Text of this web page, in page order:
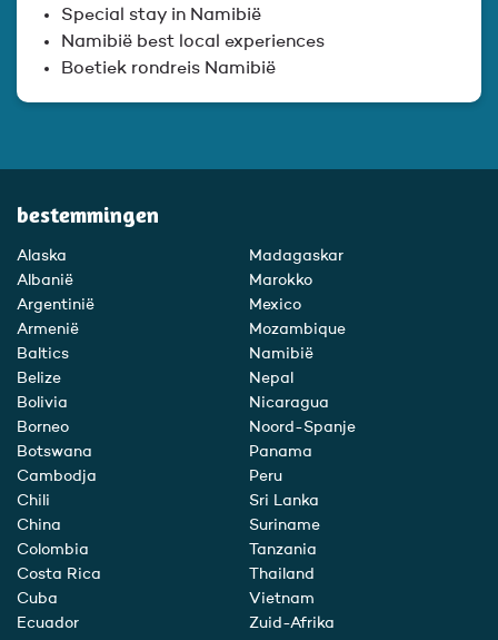
Special stay in Namibië
Namibië best local experiences
Boetiek rondreis Namibië
bestemmingen
Alaska
Albanië
Argentinië
Armenië
Baltics
Belize
Bolivia
Borneo
Botswana
Cambodja
Chili
China
Colombia
Costa Rica
Cuba
Ecuador
Madagaskar
Marokko
Mexico
Mozambique
Namibië
Nepal
Nicaragua
Noord-Spanje
Panama
Peru
Sri Lanka
Suriname
Tanzania
Thailand
Vietnam
Zuid-Afrika